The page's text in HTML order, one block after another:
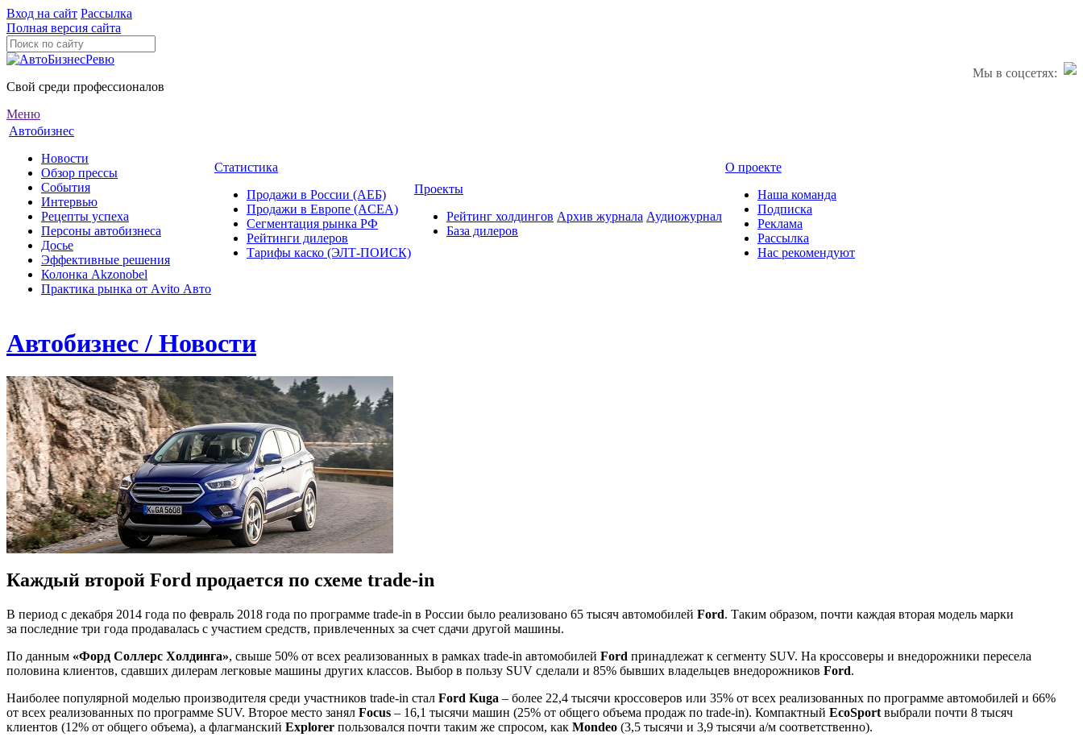
Вход на сайт Рассылка
Полная версия сайта
Мы в соцсетях:
Свой среди профессионалов
Меню
Автобизнес
Новости
Обзор прессы
События
Интервью
Рецепты успеха
Персоны автобизнеса
Досье
Эффективные решения
Колонка Akzonobel
Практика рынка от Аvito Авто
Статистика
Продажи в России (АЕБ)
Продажи в Европе (ACEA)
Сегментация рынка РФ
Рейтинги дилеров
Тарифы каско (ЭЛТ-ПОИСК)
Проекты
Рейтинг холдингов
База дилеров
Архив журнала Аудиожурнал
О проекте
Наша команда
Подписка
Реклама
Рассылка
Нас рекомендуют
Автобизнес / Новости
Каждый второй Ford продается по схеме trade-in
В период с декабря 2014 года по февраль 2018 года по программе trade-in в России было реализовано 65 тысяч автомобилей Ford. Таким образом, почти каждая вторая модель марки
за последние три года продавалась с участием средств, привлеченных за счет сдачи другой машины.
По данным «Форд Соллерс Холдинга», свыше 50% от всех реализованных в рамках trade-in автомобилей Ford принадлежат к сегменту SUV. На кроссоверы и внедорожники пересела
половина клиентов, сдавших дилерам легковые машины других классов. Выбор в пользу SUV сделали и 85% бывших владельцев внедорожников Ford.
Наиболее популярной моделью производителя среди участников trade-in стал Ford Kuga – более 22,4 тысячи кроссоверов или 35% от всех реализованных по программе автомобилей и 66%
от всех реализованных по программе SUV. Второе место занял Focus – 16,1 тысячи машин (25% от общего объема продаж по trade-in). Компактный EcoSport выбрали почти 8 тысяч
клиентов (12% от общего объема), а флагманский Explorer пользовался почти таким же спросом, как Mondeo (3,5 тысячи и 3,9 тысячи а/м соответственно).